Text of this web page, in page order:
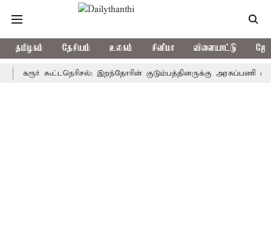
தமிழகம் தேசியம் உலகம் சினிமா விளையாட்டு
கூட்டநெரிசல்: இறந்தோரின் குடும்பத்தினருக்கு அரசுப்பணி வழக்கு;